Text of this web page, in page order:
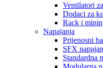
Ventilatori
Dodaci za
Rack i
Napajanja
Prijenosni
SFX
Standardna
Modularna